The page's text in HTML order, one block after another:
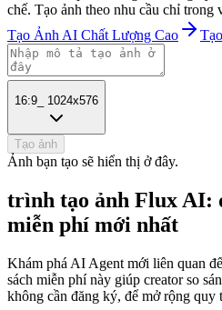
chế. Tạo ảnh theo nhu cầu chỉ trong
Tạo Ảnh AI Chất Lượng Cao
16:9 1024x576
Tạo ảnh
Ảnh bạn tạo sẽ hiển thị ở đây.
trình tạo ảnh Flux AI:
miễn phí mới nhất
Khám phá AI Agent mới liên quan
sách miễn phí này giúp creator so
không cần đăng ký, để mở rộng quy